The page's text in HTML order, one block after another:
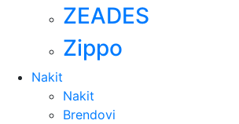
ZEADES
Zippo
Nakit
Nakit
Brendovi